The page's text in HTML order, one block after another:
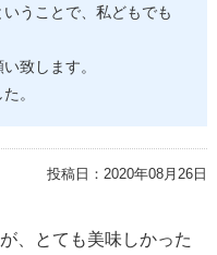
うことで、私どもでも
致します。
。
投稿日： 2020年08月26日
、とても美味しかった